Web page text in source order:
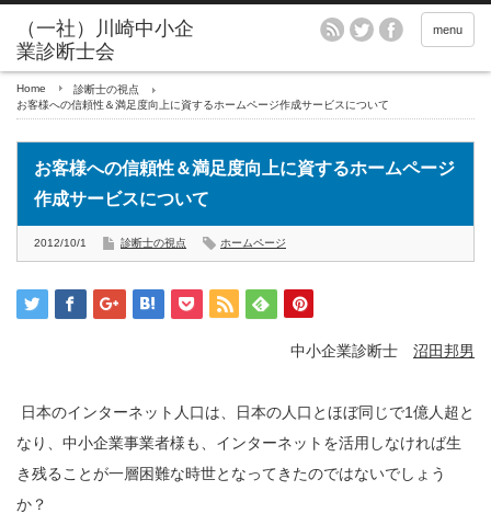
menu
Home
診断士の視点
お客様への信頼性＆満足度向上に資するホームページ作成サービスについて
お客様への信頼性＆満足度向上に資するホームページ
作成サービスについて
2012/10/1 診断士の視点 ホームページ
中小企業診断士 沼田邦男
日本のインターネット人口は、日本の人口とほぼ同じで1億人超と
なり、中小企業事業者様も、インターネットを活用しなければ生
き残ることが一層困難な時世となってきたのではないでしょう
か？